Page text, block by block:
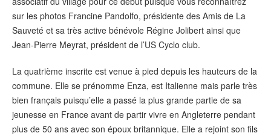
sur les photos Francine Pandolfo, présidente des Amis de La
Sauveté et sa très active bénévole Régine Jolibert ainsi que
Jean-Pierre Meyrat, président de l’US Cyclo club.
La quatrième inscrite est venue à pied depuis les hauteurs de la
commune. Elle se prénomme Enza, est Italienne mais parle très
bien français puisqu’elle a passé la plus grande partie de sa
jeunesse en France avant de partir vivre en Angleterre pendant
plus de 50 ans avec son époux britannique. Elle a rejoint son fils